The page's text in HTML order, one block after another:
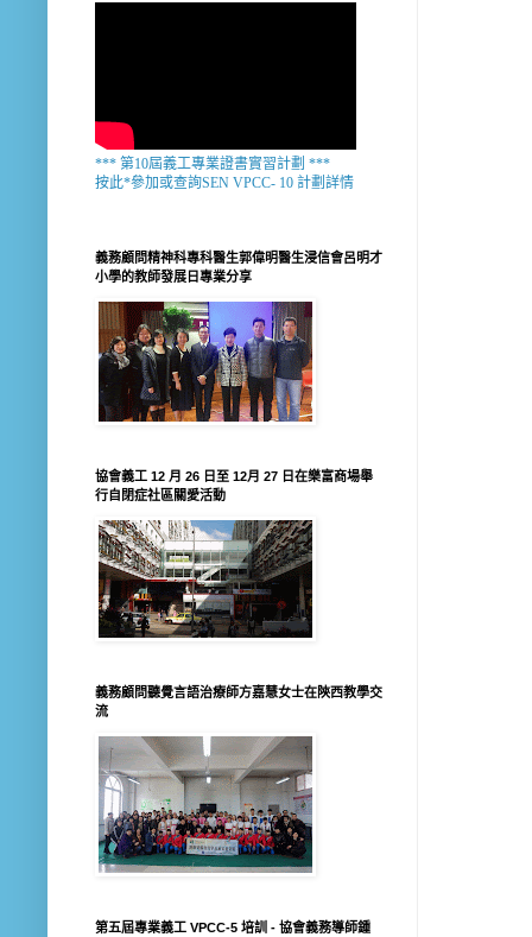
*** 第10屆義工專業證書實習計劃 ***
按此*參加或查詢SEN VPCC- 10 計劃詳情
義務顧問精神科專科醫生郭偉明醫生浸信會呂明才
小學的教師發展日專業分享
協會義工 12 月 26 日至 12月 27 日在樂富商場舉
行自閉症社區關愛活動
義務顧問聽覺言語治療師方嘉慧女士在陝西教學交
流
第五屆專業義工 VPCC-5 培訓 - 協會義務導師鍾